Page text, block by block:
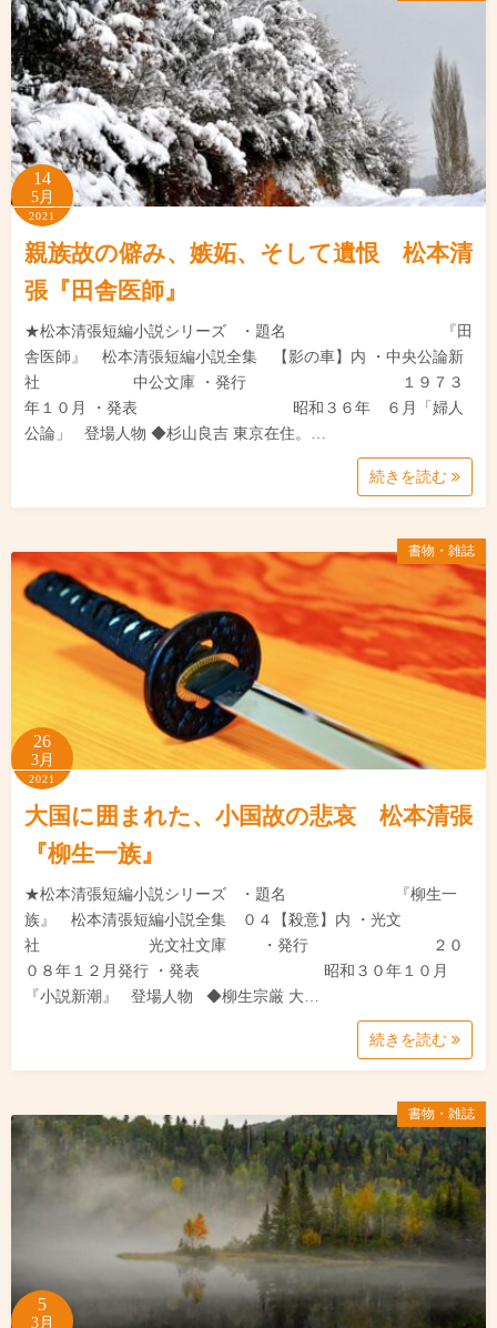
14
5月
2021
親族故の僻み、嫉妬、そして遺恨 松本清
張『田舎医師』
★松本清張短編小説シリーズ ・題名 『田
舎医師』 松本清張短編小説全集 【影の車】内 ・中央公論新
社 中公文庫 ・発行 １９７３
年１０月 ・発表 昭和３６年 ６月「婦人
公論」 登場人物 ◆杉山良吉 東京在住。…
続きを読む
書物・雑誌
26
3月
2021
大国に囲まれた、小国故の悲哀 松本清張
『柳生一族』
★松本清張短編小説シリーズ ・題名 『柳生一
族』 松本清張短編小説全集 ０４【殺意】内 ・光文
社 光文社文庫 ・発行 ２０
０８年１２月発行 ・発表 昭和３０年１０月
『小説新潮』 登場人物 ◆柳生宗厳 大…
続きを読む
書物・雑誌
5
3月